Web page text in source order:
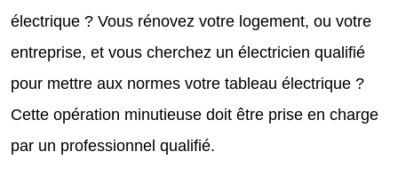
électrique ? Vous rénovez votre logement, ou votre
entreprise, et vous cherchez un électricien qualifié
pour mettre aux normes votre tableau électrique ?
Cette opération minutieuse doit être prise en charge
par un professionnel qualifié.